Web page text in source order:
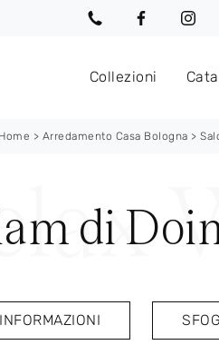
Collezioni
Home > Arredamento Casa Bologna >
di